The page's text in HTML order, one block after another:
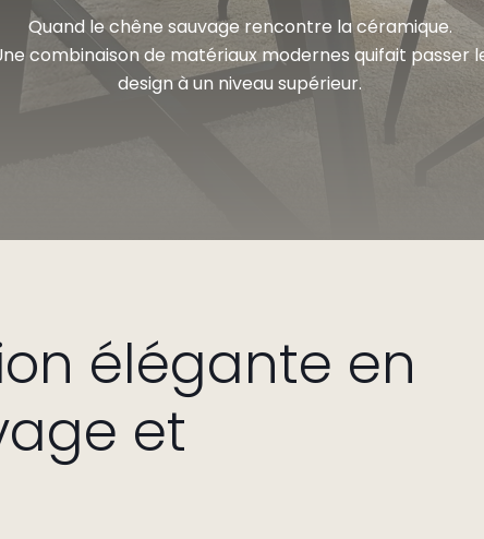
Quand le chêne sauvage rencontre la céramique.
combinaison de matériaux modernes quifait passer
design à un niveau supérieur.
élégante en
et